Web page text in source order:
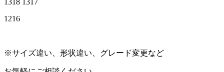
1318 1317
1216
※サイズ違い、形状違い、グレード変更など